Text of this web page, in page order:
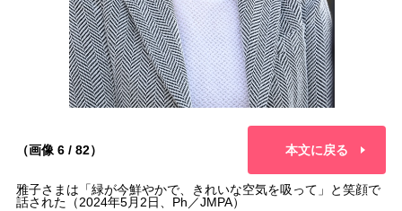
（画像 6 / 82） 本文に戻る
雅子さまは「緑が今鮮やかで、きれいな空気を吸って」と笑顔で
話された（2024年5月2日、Ph／JMPA）